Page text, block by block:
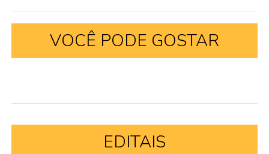
VOCÊ PODE GOSTAR
EDITAIS